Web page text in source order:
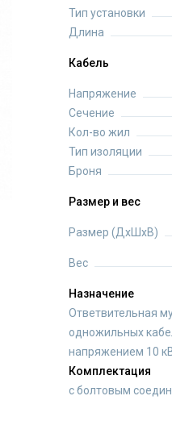
Тип установки
Длина
Кабель
Напряжение
Сечение
Кол-во жил
Тип изоляции
Броня
Размер и вес
Размер (ДхШхВ)
Вес
Назначение
Ответвительная
одножильных
напряжением 10
Комплектация
с болтовым